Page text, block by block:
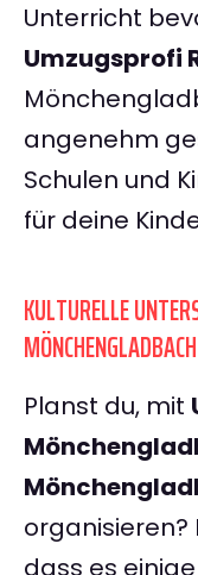
Unterricht
Umzugsprofi
angenehm
Schulen und
für deine
KULTURELLE
Planst du, mit
organisieren?